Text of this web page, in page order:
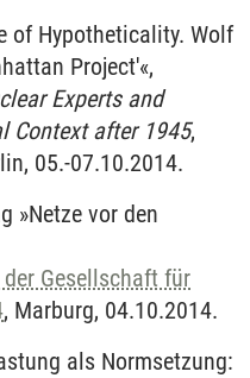
of Hypotheticality. Wolf
Project'«,
Experts and
Context after 1945,
05.-07.10.2014.
»Netze vor den
Gesellschaft für
, Marburg, 04.10.2014.
als Normsetzung: